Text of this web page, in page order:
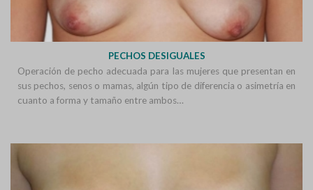
PECHOS DESIGUALES
Operación de pecho adecuada para las mujeres que presentan en
sus pechos, senos o mamas, algún tipo de diferencia o asimetría en
cuanto a forma y tamaño entre ambos…